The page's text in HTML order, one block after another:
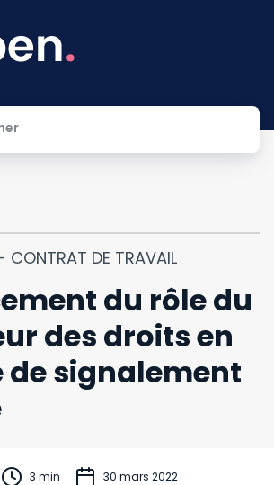
CONTRAT DE TRAVAIL
du rôle du
des droits en
de signalement
3 min 30 mars 2022